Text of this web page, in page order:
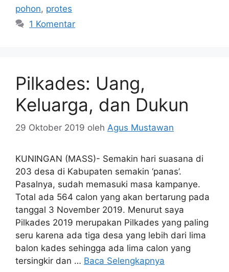
pohon, protes
1 Komentar
Pilkades: Uang,
Keluarga, dan Dukun
29 Oktober 2019 oleh Agus Mustawan
KUNINGAN (MASS)- Semakin hari suasana di
203 desa di Kabupaten semakin ‘panas’.
Pasalnya, sudah memasuki masa kampanye.
Total ada 564 calon yang akan bertarung pada
tanggal 3 November 2019. Menurut saya
Pilkades 2019 merupakan Pilkades yang paling
seru karena ada tiga desa yang lebih dari lima
balon kades sehingga ada lima calon yang
tersingkir dan … Baca Selengkapnya